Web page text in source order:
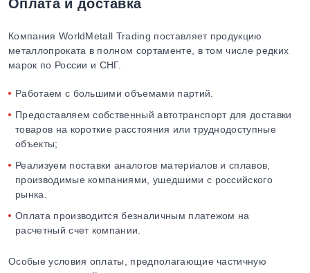
Оплата и доставка
Компания WorldMetall Trading поставляет продукцию
металлопроката в полном сортаменте, в том числе редких
марок по России и СНГ.
Работаем с большими объемами партий.
Предоставляем собственный автотранспорт для доставки
товаров на короткие расстояния или труднодоступные
объекты;
Реализуем поставки аналогов материалов и сплавов,
производимые компаниями, ушедшими с российского
рынка.
Оплата производится безналичным платежом на
расчетный счет компании.
Особые условия оплаты, предполагающие частичную